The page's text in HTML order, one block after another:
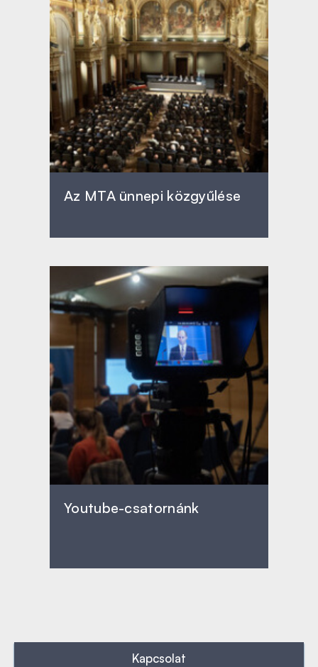
Az MTA ünnepi közgyűlése
Youtube-csatornánk
Kapcsolat